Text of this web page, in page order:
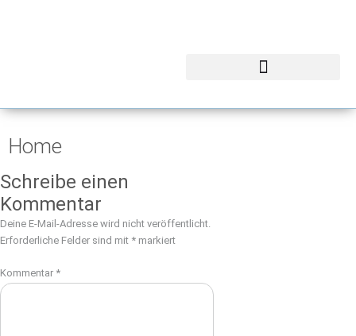
Home
Schreibe einen
Kommentar
Deine E-Mail-Adresse wird nicht veröffentlicht.
Erforderliche Felder sind mit * markiert
Kommentar *